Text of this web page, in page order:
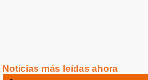
Noticias más leídas ahora